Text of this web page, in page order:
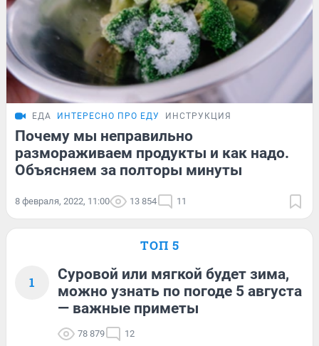
ЕДА ИНТЕРЕСНО ПРО ЕДУ ИНСТРУКЦИЯ
Почему мы неправильно
размораживаем продукты и как надо.
Объясняем за полторы минуты
8 февраля, 2022, 11:00 13 854 11
ТОП 5
1
Суровой или мягкой будет зима,
можно узнать по погоде 5 августа
— важные приметы
78 879 12